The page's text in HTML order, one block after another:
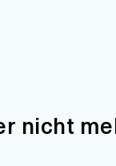
nicht